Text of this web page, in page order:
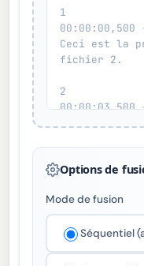
Options de
Mode de fusion
Séquentiel